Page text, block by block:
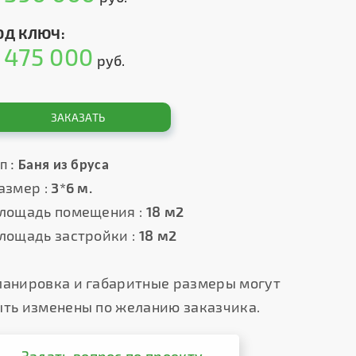
КЛЮЧ:
475 000 руб.
ЗАКАЗАТЬ
: Баня из бруса
: 3*6 м.
помещения : 18 м2
застройки : 18 м2
и габаритные размеры могут
изменены по желанию заказчика.